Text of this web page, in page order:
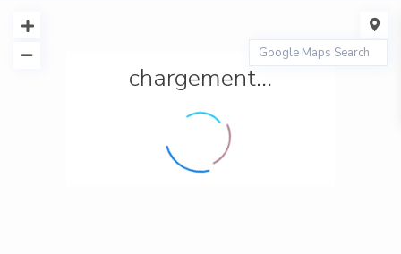
chargement...